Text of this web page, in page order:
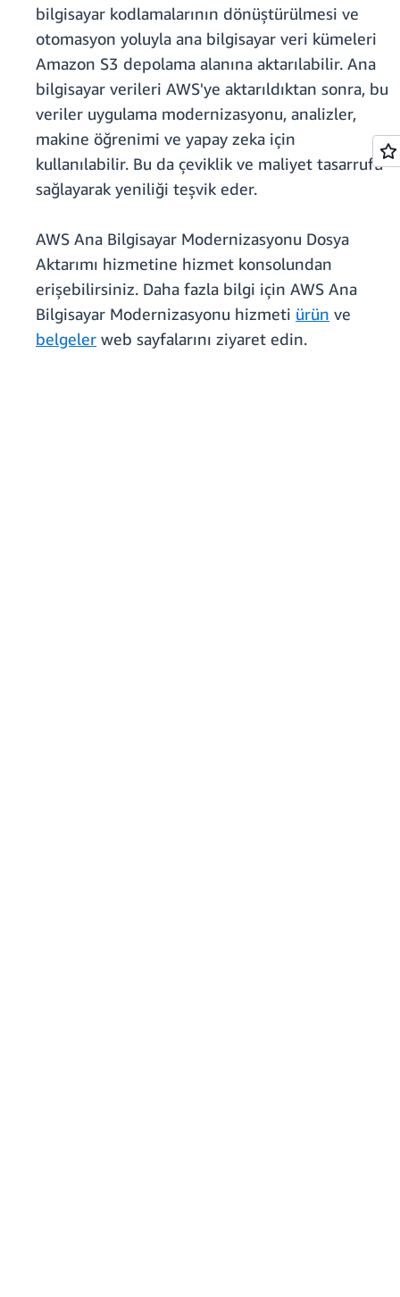
bilgisayar kodlamalarının dönüştürülmesi ve
otomasyon yoluyla ana bilgisayar veri kümeleri
Amazon S3 depolama alanına aktarılabilir. Ana
bilgisayar verileri AWS'ye aktarıldıktan sonra, bu
veriler uygulama modernizasyonu, analizler,
makine öğrenimi ve yapay zeka için
kullanılabilir. Bu da çeviklik ve maliyet tasarrufu
sağlayarak yeniliği teşvik eder.
AWS Ana Bilgisayar Modernizasyonu Dosya
Aktarımı hizmetine hizmet konsolundan
erişebilirsiniz. Daha fazla bilgi için AWS Ana
Bilgisayar Modernizasyonu hizmeti ürün ve
belgeler web sayfalarını ziyaret edin.